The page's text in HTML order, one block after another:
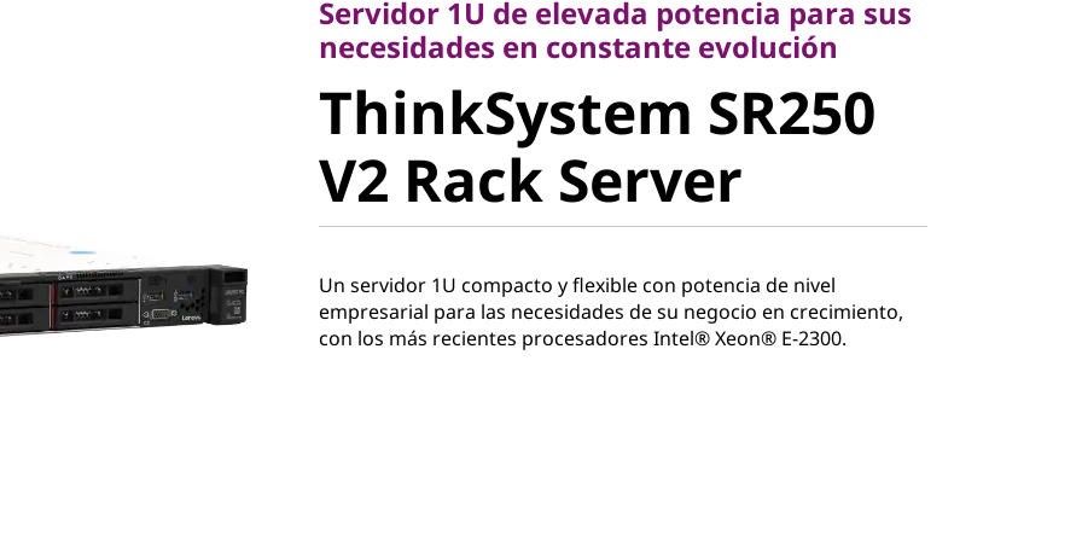
ThinkSystem SR250
V2 Rack Server
Servidor 1U de elevada potencia para sus
necesidades en constante evolución
ThinkSystem SR250
V2 Rack Server
Un servidor 1U compacto y flexible con potencia de nivel
empresarial para las necesidades de su negocio en crecimiento,
con los más recientes procesadores Intel® Xeon® E-2300.